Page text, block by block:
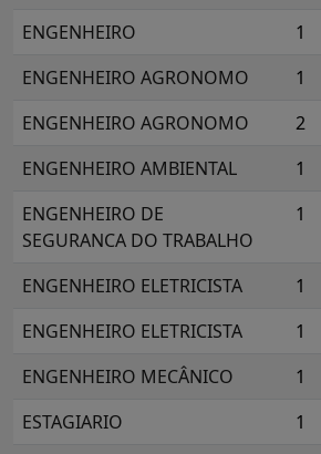
ENGENHEIRO
1
ENGENHEIRO AGRONOMO
1
ENGENHEIRO AGRONOMO
2
ENGENHEIRO AMBIENTAL
1
ENGENHEIRO DE
SEGURANCA DO TRABALHO
1
ENGENHEIRO ELETRICISTA 1
ENGENHEIRO ELETRICISTA
1
ENGENHEIRO MECÂNICO
1
ESTAGIARIO
1